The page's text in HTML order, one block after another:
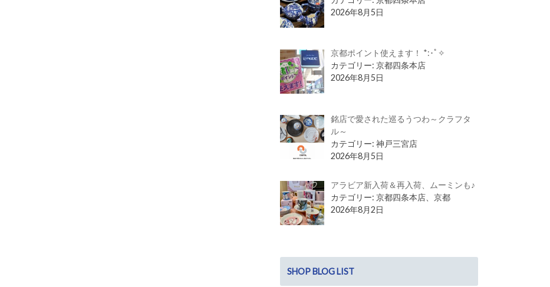
2026年8月5日
京都ポイント使えます！ *:･ﾟ✧
カテゴリー: 京都四条本店
2026年8月5日
銘店で愛された巡るうつわ～クラフタ
ル～
カテゴリー: 神戸三宮店
2026年8月5日
アラビア新入荷＆再入荷、ムーミンも♪
カテゴリー: 京都四条本店、京都
2026年8月2日
SHOP BLOG LIST